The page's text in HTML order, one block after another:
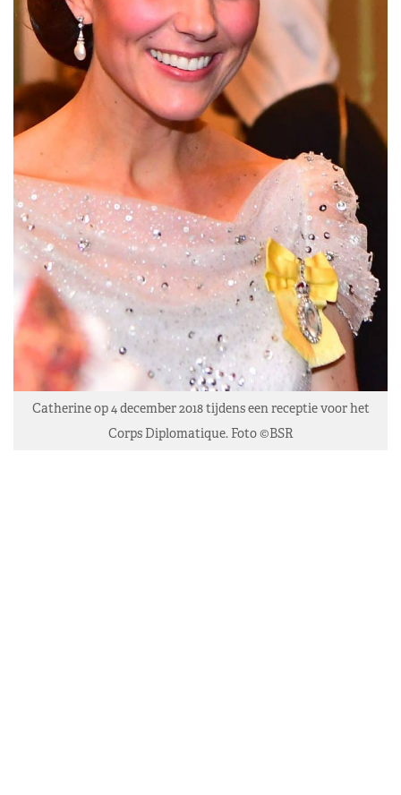
Catherine op 4 december 2018 tijdens een receptie voor het
Corps Diplomatique. Foto ©BSR